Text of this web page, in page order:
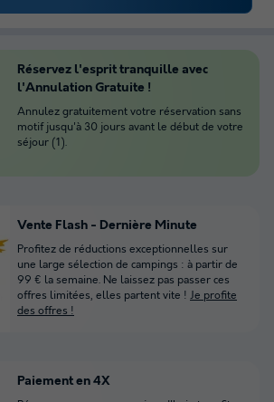
Réservez l'esprit tranquille avec
l'Annulation Gratuite !
Annulez gratuitement votre réservation sans
motif jusqu'à 30 jours avant le début de votre
séjour (1).
Vente Flash - Dernière Minute
Profitez de réductions exceptionnelles sur
une large sélection de campings : à partir de
99 € la semaine. Ne laissez pas passer ces
offres limitées, elles partent vite ! Je profite
des offres !
Paiement en 4X